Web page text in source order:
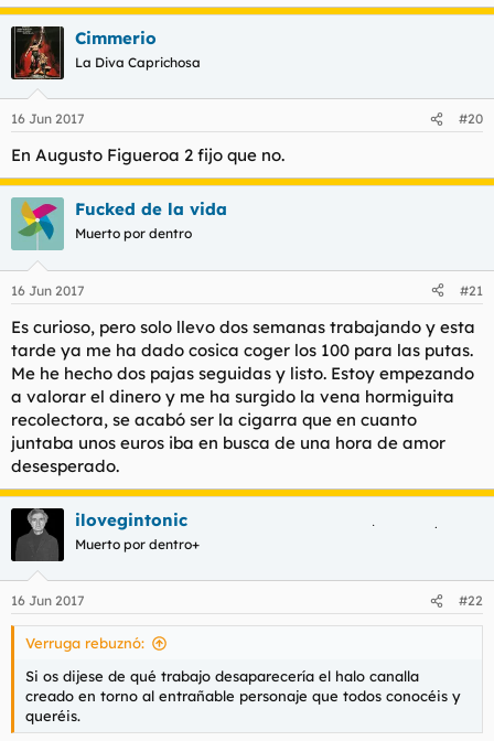
Cimmerio
La Diva Caprichosa
16 Jun 2017 #20
En Augusto Figueroa 2 fijo que no.
Fucked de la vida
Muerto por dentro
16 Jun 2017 #21
Es curioso, pero solo llevo dos semanas trabajando y esta
tarde ya me ha dado cosica coger los 100 para las putas.
Me he hecho dos pajas seguidas y listo. Estoy empezando
a valorar el dinero y me ha surgido la vena hormiguita
recolectora, se acabó ser la cigarra que en cuanto
juntaba unos euros iba en busca de una hora de amor
desesperado.
ilovegintonic
Muerto por dentro+
16 Jun 2017 #22
Verruga rebuznó:
Si os dijese de qué trabajo desaparecería el halo canalla
creado en torno al entrañable personaje que todos conocéis y
queréis.